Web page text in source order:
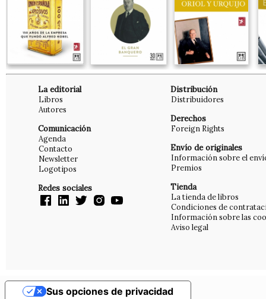
La editorial
Libros
Autores
Comunicación
Agenda
Contacto
Newsletter
Logotipos
Redes sociales
Distribución
Distribuidores
Derechos
Foreign Rights
Envío de originales
Información sobre el
Premios
Tienda
La tienda de libros
Condiciones de
Información sobre las
Aviso legal
Sus opciones de privacidad